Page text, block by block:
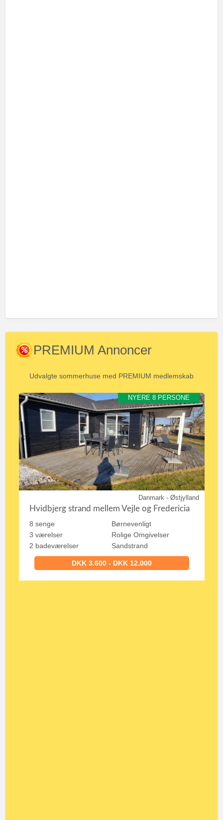
PREMIUM Annoncer
Udvalgte sommerhuse med PREMIUM medlemskab
NYERE 8 PERSONE
Danmark - Østjylland
Hvidbjerg strand mellem Vejle og Fredericia
8 senge
3 værelser
2 badeværelser
Børnevenligt
Rolige Omgivelser
Sandstrand
DKK 3.600 - DKK 12.000